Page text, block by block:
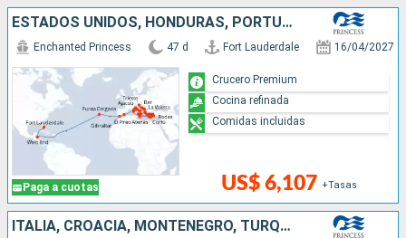
ESTADOS UNIDOS, HONDURAS, PORTUGAL, ESPAÑA, FRANCIA, ITALIA, MALTA, CROACIA, MONTENEGRO, GRECIA, TURQUÍA
Paga a cuotas
Enchanted Princess 47 d Fort Lauderdale 16/04/2027
US$ 6,107 +Tasas
Crucero Premium
Cocina refinada
Comidas incluidas
ITALIA, CROACIA, MONTENEGRO, TURQUÍA, GRECIA, ESPAÑA, MARRUECOS, HONDURAS, ESTADOS UNIDOS